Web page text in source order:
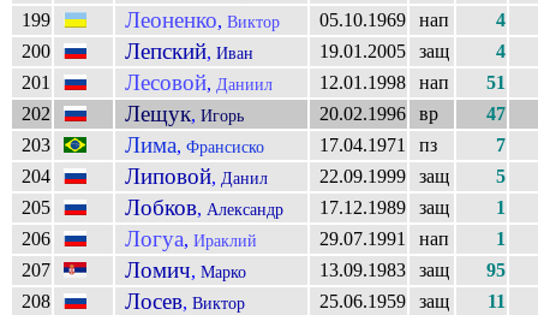
199
Леоненко, Виктор 05.10.1969 нап
4
200
Лепский, Иван 19.01.2005 защ
4
201
Лесовой, Даниил 12.01.1998 нап
51
202
Лещук, Игорь 20.02.1996 вр
47
203
Лима, Франсиско 17.04.1971 пз
7
204
Липовой, Данил 22.09.1999 защ
5
205
Лобков, Александр 17.12.1989 защ
1
206
Логуа, Ираклий 29.07.1991 нап
1
207
Ломич, Марко 13.09.1983 защ
95
208
Лосев, Виктор 25.06.1959 защ
11